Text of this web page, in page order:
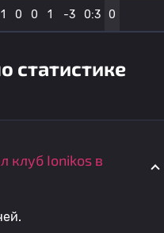
1 0 0 1 -3 0:3 0
статистике
клуб Ionikos в